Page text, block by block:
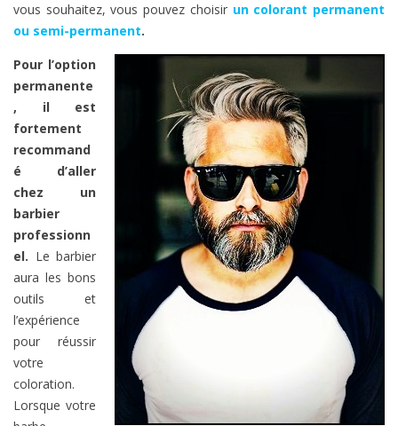
vous souhaitez, vous pouvez choisir un colorant permanent
ou semi-permanent.
Pour l’option
permanente
, il est
fortement
recommand
é d’aller
chez un
barbier
professionn
el. Le barbier
aura les bons
outils et
l’expérience
pour réussir
votre
coloration.
Lorsque votre